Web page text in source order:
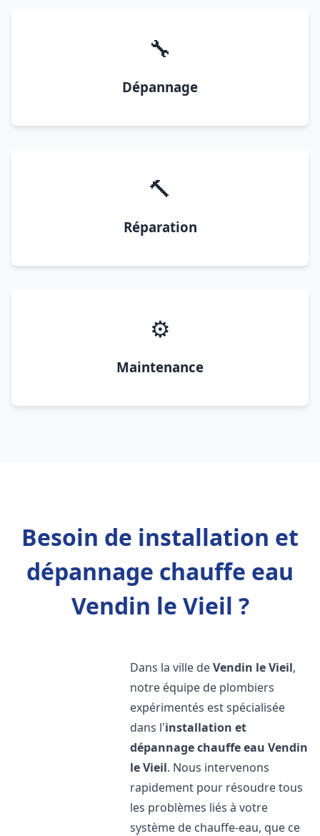
🔧
Dépannage
🔨
Réparation
⚙️
Maintenance
Besoin de installation et
dépannage chauffe eau
Vendin le Vieil ?
Dans la ville deVendin le Vieil,
notre équipe de plombiers
expérimentés est spécialisée
dans l'installation et
dépannage chauffe eau Vendin
le Vieil. Nous intervenons
rapidement pour résoudre tous
les problèmes liés à votre
système de chauffe-eau, que ce